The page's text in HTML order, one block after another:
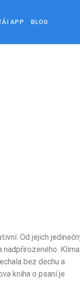
APP BLOG
Od jejich
bez dechu a
kniha o psaní je